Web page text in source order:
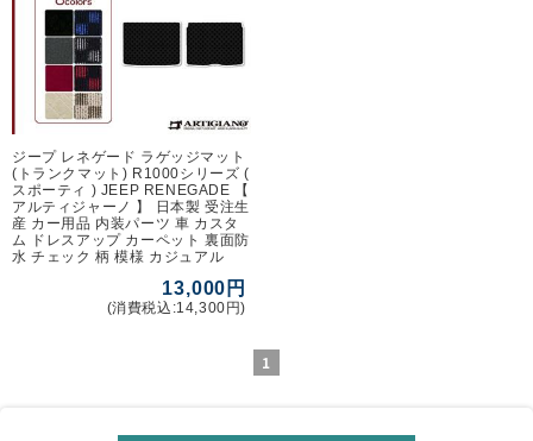
ジープ レネゲード ラゲッジマット
(トランクマット) R1000シリーズ (
スポーティ ) JEEP RENEGADE 【
アルティジャーノ 】 日本製 受注生
産 カー用品 内装パーツ 車 カスタ
ム ドレスアップ カーペット 裏面防
水 チェック 柄 模様 カジュアル
13,000円
(消費税込:14,300円)
1